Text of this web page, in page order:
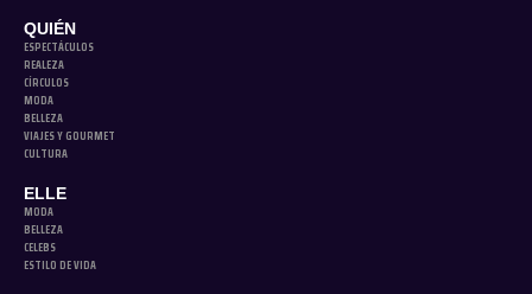
QUIÉN
ESPECTÁCULOS
REALEZA
CÍRCULOS
MODA
BELLEZA
VIAJES Y GOURMET
CULTURA
ELLE
MODA
BELLEZA
CELEBS
ESTILO DE VIDA